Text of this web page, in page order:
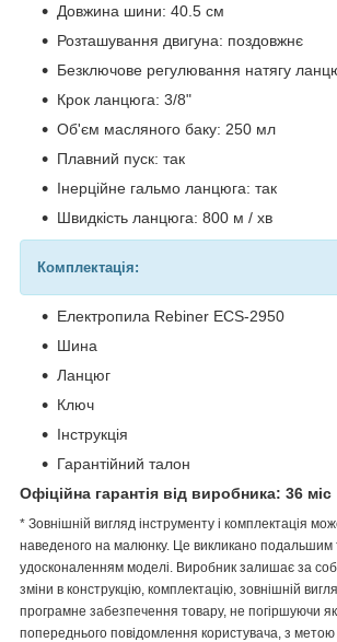
Довжина шини: 40.5 см
Розташування двигуна: поздовжнє
Безключове регулювання натягу
Крок ланцюга: 3/8"
Об'єм масляного баку: 250 мл
Плавний пуск: так
Інерційне гальмо ланцюга: так
Швидкість ланцюга: 800 м / хв
Комплектація:
Електропила Rebiner ECS-2950
Шина
Ланцюг
Ключ
Інструкція
Гарантійний талон
Офіційна гарантія від виробника: 36 міс
* Зовнішній вигляд інструменту і комплектація
наведеного на малюнку. Це викликано подальшим
удосконаленням моделі. Виробник залишає за
зміни в конструкцію, комплектацію, зовнішній
програмне забезпечення товару, не погіршуючи
попереднього повідомлення користувача, з